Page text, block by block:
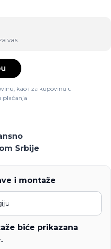
vas.
kao i za kupovinu u
plaćanja
Srbije
i montaže
biće prikazana